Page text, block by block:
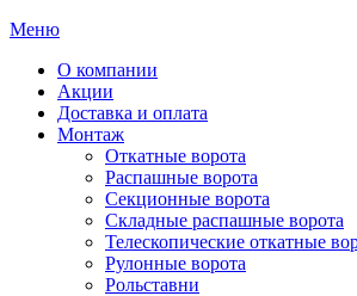
Меню
О компании
Акции
Доставка и оплата
Монтаж
Откатные ворота
Распашные ворота
Секционные ворота
Складные распашные ворота
Телескопические откатные
Рулонные ворота
Рольставни